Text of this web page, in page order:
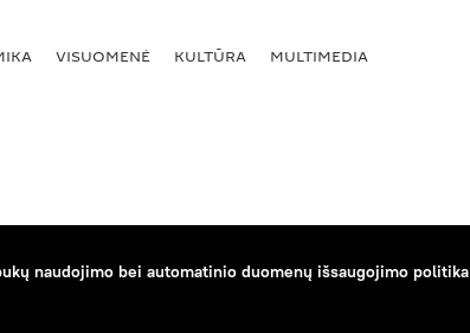
VISUOMENĖ KULTŪRA MULTIMEDIA
naudojimo bei automatinio duomenų išsaugojimo politika